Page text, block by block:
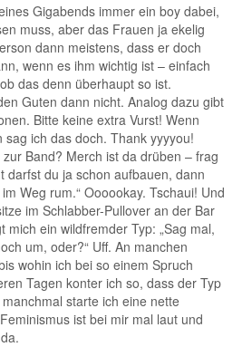
Gigabends immer ein boy dabei,
muss, aber das Frauen ja ekelig
dann meistens, dass er doch
wenn es ihm wichtig ist – einfach
das denn überhaupt so ist.
Guten dann nicht. Analog dazu gibt
Bitte keine extra Vurst! Wenn
sag ich das doch. Thank yyyyou!
Band? Merch ist da drüben – frag
darfst du ja schon aufbauen, dann
Weg rum.“ Oooookay. Tschaui! Und
im Schlabber-Pullover an der Bar
mich ein wildfremder Typ: „Sag mal,
um, oder?“ Uff. An manchen
wohin ich bei so einem Spruch
Tagen konter ich so, dass der Typ
starte ich eine nette
ist bei mir mal laut und